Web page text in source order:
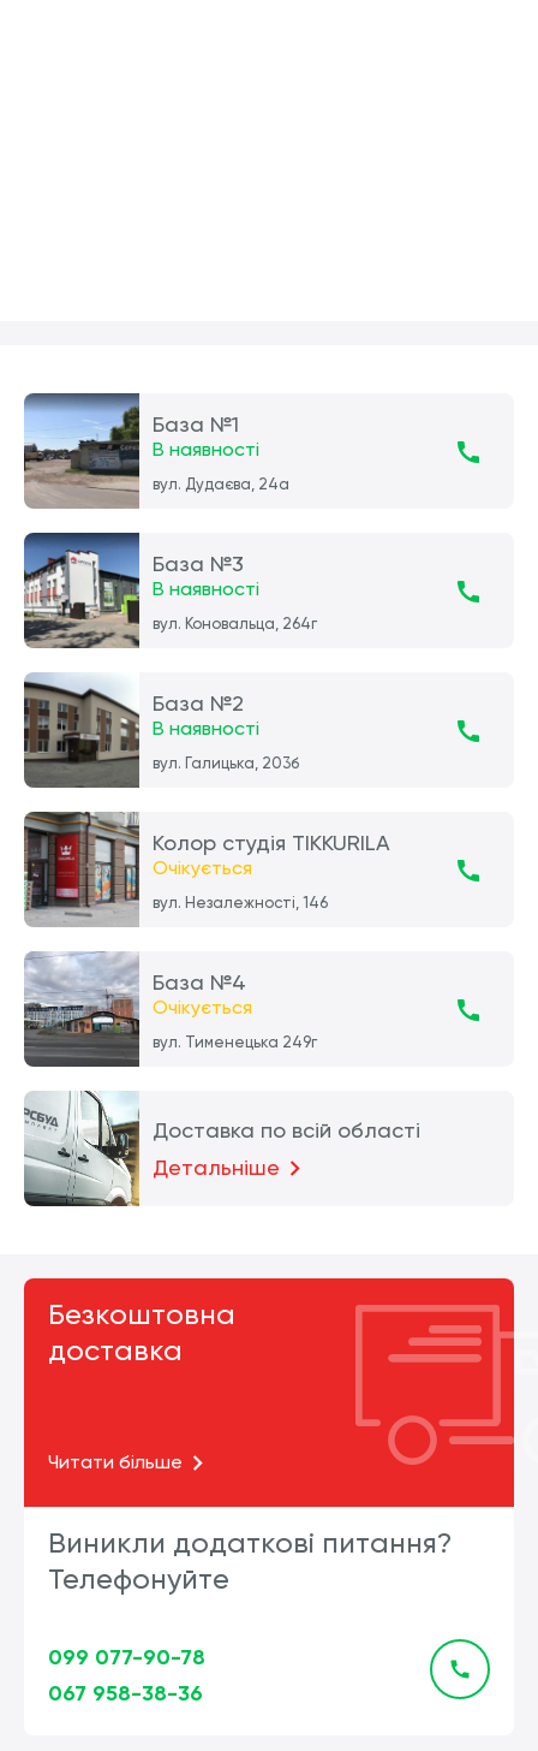
База №1
В наявності
вул. Дудаєва, 24а
База №3
В наявності
вул. Коновальца, 264г
База №2
В наявності
вул. Галицька, 203б
Колор студія TIKKURILA
Очікується
вул. Незалежності, 146
База №4
Очікується
вул. Тименецька 249г
Доставка по всій області
Детальніше
Безкоштовна
доставка
Читати більше
Виникли додаткові питання?
Телефонуйте
099 077-90-78
067 958-38-36